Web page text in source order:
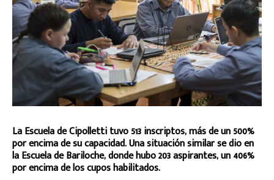
La Escuela de Cipolletti tuvo 513 inscriptos, más de un 500%
por encima de su capacidad. Una situación similar se dio en
la Escuela de Bariloche, donde hubo 203 aspirantes, un 406%
por encima de los cupos habilitados.